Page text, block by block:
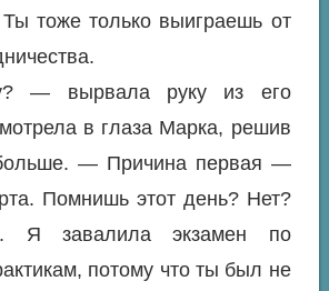
тоже только выиграешь от
— вырвала руку из его
в глаза Марка, решив
— Причина первая —
Помнишь этот день? Нет?
завалила экзамен по
потому что ты был не